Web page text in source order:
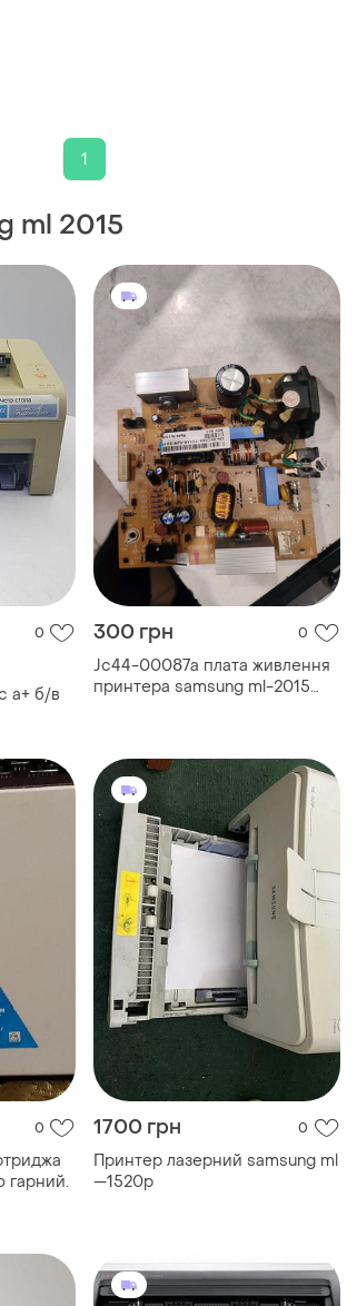
1
ml 2015
0
a+ б/в
300 грн 0
Jc44-00087a плата живлення
принтера samsung ml-2015
0
гарний.
1700 грн 0
Принтер лазерний samsung ml
—1520p